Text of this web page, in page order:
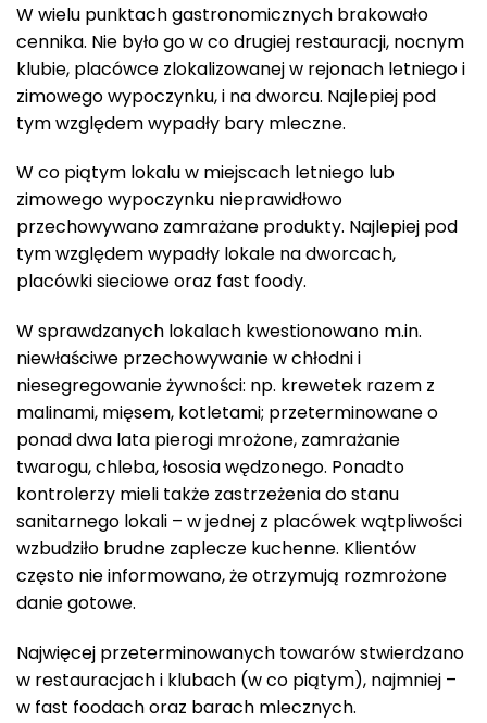
W wielu punktach gastronomicznych brakowało
cennika. Nie było go w co drugiej restauracji, nocnym
klubie, placówce zlokalizowanej w rejonach letniego i
zimowego wypoczynku, i na dworcu. Najlepiej pod
tym względem wypadły bary mleczne.
W co piątym lokalu w miejscach letniego lub
zimowego wypoczynku nieprawidłowo
przechowywano zamrażane produkty. Najlepiej pod
tym względem wypadły lokale na dworcach,
placówki sieciowe oraz fast foody.
W sprawdzanych lokalach kwestionowano m.in.
niewłaściwe przechowywanie w chłodni i
niesegregowanie żywności: np. krewetek razem z
malinami, mięsem, kotletami; przeterminowane o
ponad dwa lata pierogi mrożone, zamrażanie
twarogu, chleba, łososia wędzonego. Ponadto
kontrolerzy mieli także zastrzeżenia do stanu
sanitarnego lokali – w jednej z placówek wątpliwości
wzbudziło brudne zaplecze kuchenne. Klientów
często nie informowano, że otrzymują rozmrożone
danie gotowe.
Najwięcej przeterminowanych towarów stwierdzano
w restauracjach i klubach (w co piątym), najmniej –
w fast foodach oraz barach mlecznych.